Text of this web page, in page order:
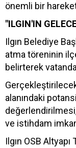
önemli bir
"ILGIN'IN
Ilgın Belediye
atma töreninin
belirterek
alanındaki
ve istihdam
Ilgın OSB